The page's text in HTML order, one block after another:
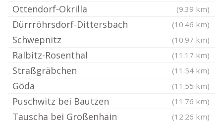
Ottendorf-Okrilla (9.39 km)
Dürrröhrsdorf-Dittersbach (10.46 km)
Schwepnitz (10.97 km)
Ralbitz-Rosenthal (11.17 km)
Straßgräbchen (11.54 km)
Göda (11.55 km)
Puschwitz bei Bautzen (11.76 km)
Tauscha bei Großenhain (12.26 km)